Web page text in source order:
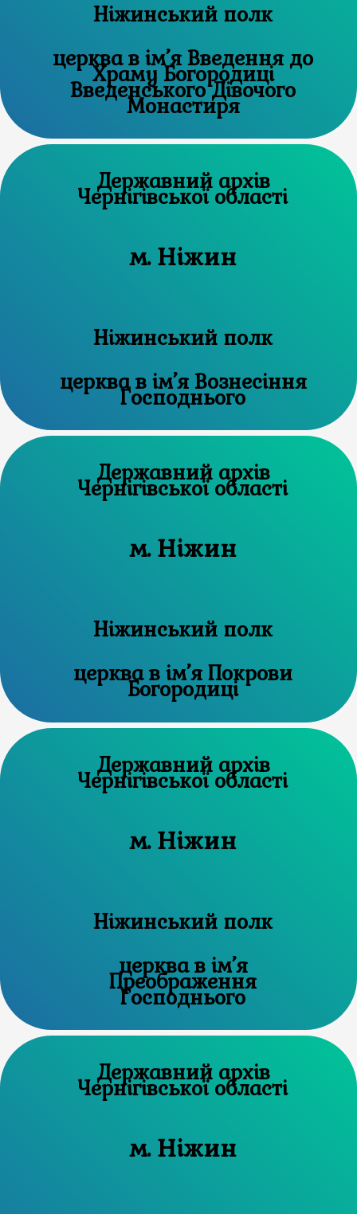
Ніжинський полк
церква в ім’я Введення до
Храму Богородиці
Введенського Дівочого
Монастиря
Державний архів
Чернігівської області
м. Ніжин
Ніжинський полк
церква в ім’я Вознесіння
Господнього
Державний архів
Чернігівської області
м. Ніжин
Ніжинський полк
церква в ім’я Покрови
Богородиці
Державний архів
Чернігівської області
м. Ніжин
Ніжинський полк
церква в ім’я
Преображення
Господнього
Державний архів
Чернігівської області
м. Ніжин